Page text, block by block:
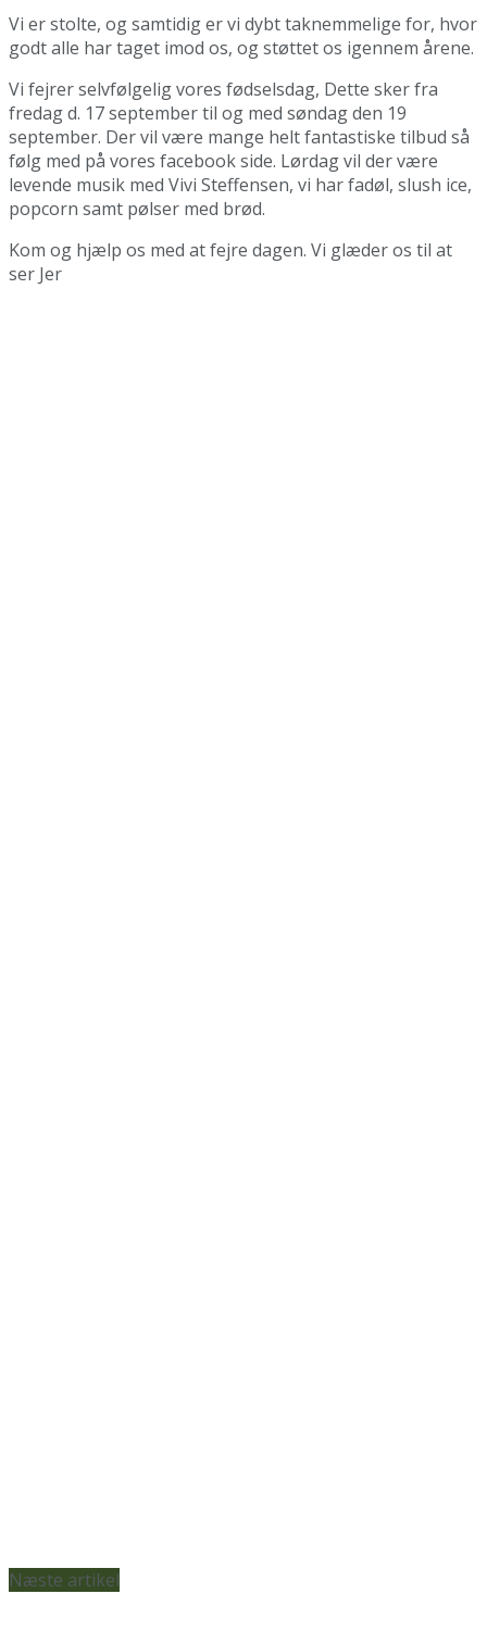
Vi er stolte, og samtidig er vi dybt taknemmelige for, hvor
godt alle har taget imod os, og støttet os igennem årene.
Vi fejrer selvfølgelig vores fødselsdag, Dette sker fra
fredag d. 17 september til og med søndag den 19
september. Der vil være mange helt fantastiske tilbud så
følg med på vores facebook side. Lørdag vil der være
levende musik med Vivi Steffensen, vi har fadøl, slush ice,
popcorn samt pølser med brød.
Kom og hjælp os med at fejre dagen. Vi glæder os til at
ser Jer
Næste artikel